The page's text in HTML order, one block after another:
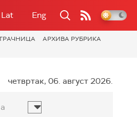
Lat Eng
АРХИВА РУБРИКА
четвртак, 06. август 2026.